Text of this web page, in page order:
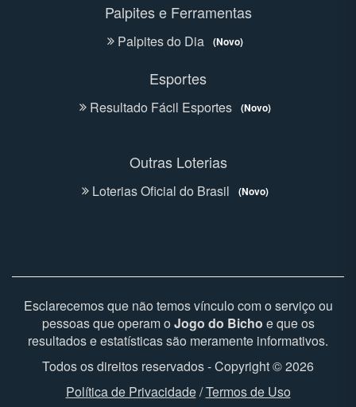
Palpites e Ferramentas
Palpites do Dia (Novo)
Esportes
Resultado Fácil Esportes (Novo)
Outras Loterias
Loterias Oficial do Brasil (Novo)
Esclarecemos que não temos vínculo com o serviço ou
pessoas que operam o Jogo do Bicho e que os
resultados e estatísticas são meramente informativos.
Todos os direitos reservados - Copyright © 2026
Política de Privacidade/Termos de Uso